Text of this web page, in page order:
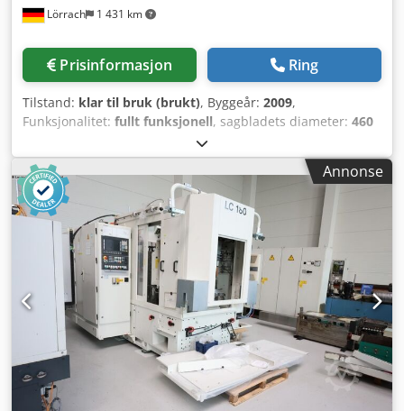
Lörrach 1 431 km
Prisinformasjon Ring
Tilstand: klar til bruk (brukt), Byggeår: 2009,
Funksjonalitet: fullt funksjonell, sagbladets diameter: 460
, Skjæreområde rundt stål ved 90°:
arbeidshøyde:1 030 mm, Automatisk rettsnitt-sirkelsag
MSK 471 NA For HSS- og hardmetallblad Kapasitet: Rundt
materiale opptil 150 mm, firkant opptil 140 mm Egnet for
nesten alle profilformer og massivmateriale Automatisk
sortering av kuttede emner via griper Maskinen er
kontrollert av KALTENBACH, slitedeler er byttet ut
Dedpfxsubbw Ao Aqvsck
Annonse